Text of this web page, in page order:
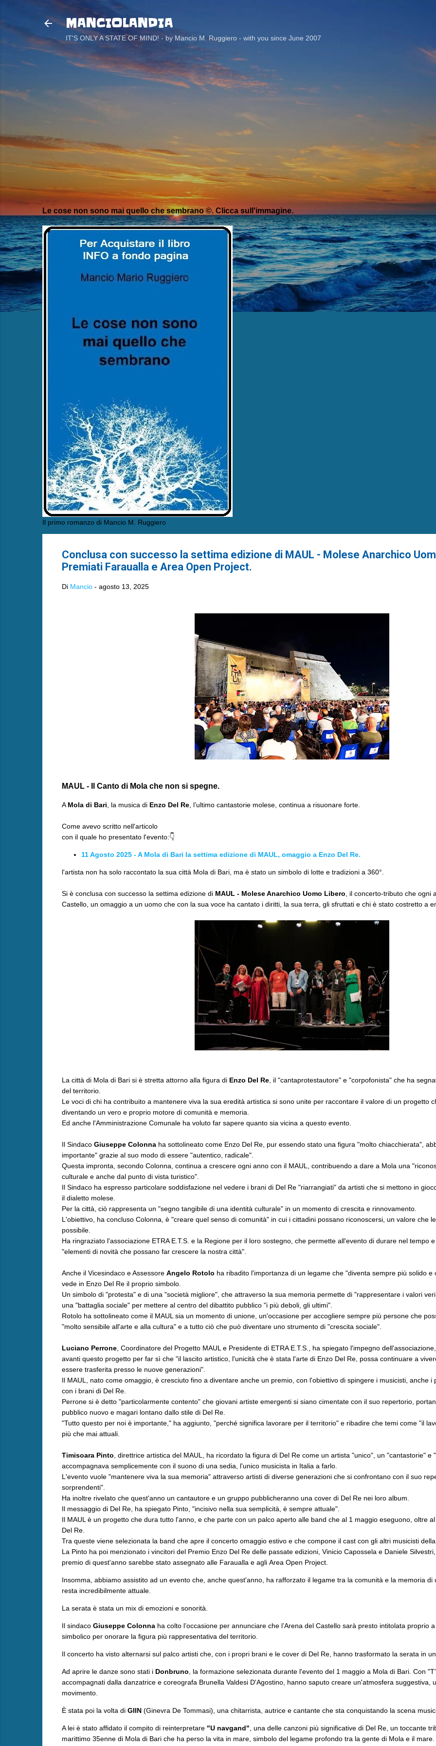
MANCIOLANDIA
IT'S ONLY A STATE OF MIND! - by Mancio M. Ruggiero - with you since June 2007
Le cose non sono mai quello che sembrano ©. Clicca sull'immagine.
Il primo romanzo di Mancio M. Ruggiero
Conclusa con successo la settima edizione di MAUL - Molese Anarchico
Premiati Faraualla e Area Open Project.
Di Mancio - agosto 13, 2025
MAUL - Il Canto di Mola che non si spegne.
A Mola di Bari , la musica di Enzo Del Re, l’ultimo cantastorie molese, continua a risuonare forte.
Come avevo scritto nell'articolo
con il quale ho presentato l'evento:👇
11 Agosto 2025 - A Mola di Bari la settima edizione di MAUL, omaggio a Enzo Del Re.
l'artista non ha solo raccontato la sua città Mola di Bari, ma è stato un simbolo di lotte e tradizioni a 360°.
Si è conclusa con successo la settima edizione di MAUL - Molese Anarchico Uomo Libero , il concerto-tributo che ogni
Castello, un omaggio a un uomo che con la sua voce ha cantato i diritti, la sua terra, gli sfruttati e chi è stato costretto a
La città di Mola di Bari si è stretta attorno alla figura di Enzo Del Re, il "cantaprotestautore" e "corpofonista" che ha
del territorio.
Le voci di chi ha contribuito a mantenere viva la sua eredità artistica si sono unite per raccontare il valore di un progetto
diventando un vero e proprio motore di comunità e memoria.
Ed anche l'Amministrazione Comunale ha voluto far sapere quanto sia vicina a questo evento.
Il Sindaco Giuseppe Colonnaha sottolineato come Enzo Del Re, pur essendo stato una figura "molto chiacchierata",
importante" grazie al suo modo di essere "autentico, radicale".
Questa impronta, secondo Colonna, continua a crescere ogni anno con il MAUL, contribuendo a dare a Mola una
culturale e anche dal punto di vista turistico".
Il Sindaco ha espresso particolare soddisfazione nel vedere i brani di Del Re "riarrangiati" da artisti che si mettono in
il dialetto molese.
Per la città, ciò rappresenta un "segno tangibile di una identità culturale" in un momento di crescita e rinnovamento.
L'obiettivo, ha concluso Colonna, è "creare quel senso di comunità" in cui i cittadini possano riconoscersi, un valore che
possibile.
Ha ringraziato l'associazione ETRA E.T.S. e la Regione per il loro sostegno, che permette all'evento di durare nel tempo
"elementi di novità che possano far crescere la nostra città".
Anche il Vicesindaco e Assessore Angelo Rotolo ha ribadito l'importanza di un legame che "diventa sempre più solido e
vede in Enzo Del Re il proprio simbolo.
Un simbolo di "protesta" e di una "società migliore", che attraverso la sua memoria permette di "rappresentare i valori
una "battaglia sociale" per mettere al centro del dibattito pubblico "i più deboli, gli ultimi".
Rotolo ha sottolineato come il MAUL sia un momento di unione, un'occasione per accogliere sempre più persone che
"molto sensibile all'arte e alla cultura" e a tutto ciò che può diventare uno strumento di "crescita sociale".
Luciano Perrone, Coordinatore del Progetto MAUL e Presidente di ETRA E.T.S., ha spiegato l'impegno
avanti questo progetto per far sì che "il lascito artistico, l'unicità che è stata l'arte di Enzo Del Re, possa continuare a
essere trasferita presso le nuove generazioni".
Il MAUL, nato come omaggio, è cresciuto fino a diventare anche un premio, con l'obiettivo di spingere i musicisti, anche i
con i brani di Del Re.
Perrone si è detto "particolarmente contento" che giovani artiste emergenti si siano cimentate con il suo repertorio,
pubblico nuovo e magari lontano dallo stile di Del Re.
"Tutto questo per noi è importante," ha aggiunto, "perché significa lavorare per il territorio" e ribadire che temi come "il
più che mai attuali.
Timisoara Pinto , direttrice artistica del MAUL, ha ricordato la figura di Del Re come un artista "unico", un "cantastorie" e
accompagnava semplicemente con il suono di una sedia, l'unico musicista in Italia a farlo.
L'evento vuole "mantenere viva la sua memoria" attraverso artisti di diverse generazioni che si confrontano con il suo
sorprendenti".
Ha inoltre rivelato che quest'anno un cantautore e un gruppo pubblicheranno una cover di Del Re nei loro album.
Il messaggio di Del Re, ha spiegato Pinto, "incisivo nella sua semplicità, è sempre attuale".
Il MAUL è un progetto che dura tutto l'anno, e che parte con un palco aperto alle band che al 1 maggio eseguono, oltre
Del Re.
Tra queste viene selezionata la band che apre il concerto omaggio estivo e che compone il cast con gli altri musicisti della
La Pinto ha poi menzionato i vincitori del Premio Enzo Del Re delle passate edizioni, Vinicio Capossela e Daniele
premio di quest'anno sarebbe stato assegnato alle Faraualla e agli Area Open Project.
Insomma, abbiamo assistito ad un evento che, anche quest'anno, ha rafforzato il legame tra la comunità e la memoria di
resta incredibilmente attuale.
La serata è stata un mix di emozioni e sonorità.
Il sindaco Giuseppe Colonnaha colto l’occasione per annunciare che l’Arena del Castello sarà presto intitolata proprio
simbolico per onorare la figura più rappresentativa del territorio.
Il concerto ha visto alternarsi sul palco artisti che, con i propri brani e le cover di Del Re, hanno trasformato la serata in
Ad aprire le danze sono stati i Donbruno , la formazione selezionata durante l'evento del 1 maggio a Mola di Bari. Con
accompagnati dalla danzatrice e coreografa Brunella Valdesi D'Agostino, hanno saputo creare un'atmosfera suggestiva,
movimento.
È stata poi la volta di GIIN(Ginevra De Tommasi), una chitarrista, autrice e cantante che sta conquistando la scena
A lei è stato affidato il compito di reinterpretare "U navgand" , una delle canzoni più significative di Del Re, un toccante
marittimo 35enne di Mola di Bari che ha perso la vita in mare, simbolo del legame profondo tra la gente di Mola e il mare.